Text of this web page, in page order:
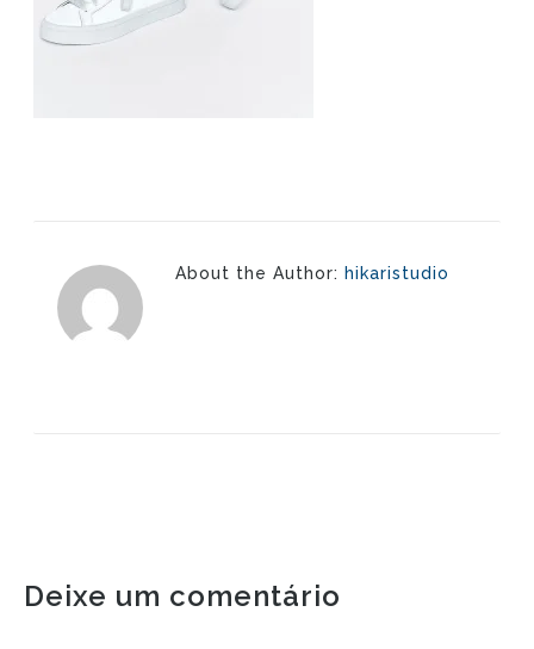
About the Author: hikaristudio
Deixe um comentário